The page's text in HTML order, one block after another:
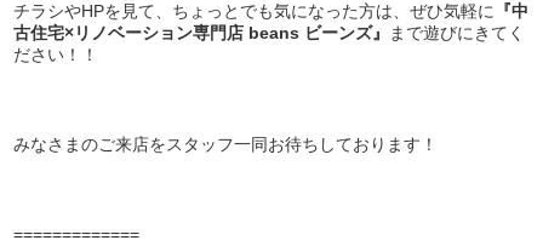
チラシやHPを見て、ちょっとでも気になった方は、ぜひ気軽に 『中
古住宅×リノベーション専門店 beans ビーンズ』
まで遊びにきてく
ださい！！
みなさまのご来店をスタッフ一同お待ちしております！
=============